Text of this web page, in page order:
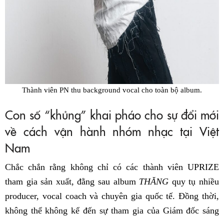
Thành viên PN thu background vocal cho toàn bộ album.
Con số “khủng” khai pháo cho sự đổi mới
về cách vận hành nhóm nhạc tại Việt
Nam
Chắc chắn rằng không chỉ có các thành viên UPRIZE
tham gia sản xuất, đằng sau album THĂNG quy tụ nhiều
producer, vocal coach và chuyên gia quốc tế. Đồng thời,
không thể không kể đến sự tham gia của Giám đốc sáng